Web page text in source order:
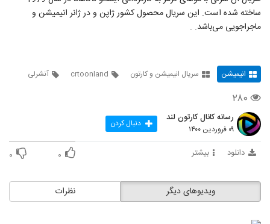
198
۲۰۱ بازدید
200
201
مجموعه کامل کارتون آموزشی زبان انگلیسی پپا
پیگ قسمت ۴
مجموعه کامل کارتون آموزشی زبان انگلیسی پپا
۲۵۲ بازدید
ساخته شده است. این سریال محصول کشور ژاپن و در ژانر انیمیشن و
ماجراجویی می‌باشد. .
انیمیشن سریال انیمیشن و کارتون crtoonland آنشرلی
۲۸۰
رسانه کانال کارتون لند
۰۹ فروردین ۱۴۰۰ دنبال کردن
دانلود بیشتر ۰ ۰
نظرات ویدیوهای دیگر